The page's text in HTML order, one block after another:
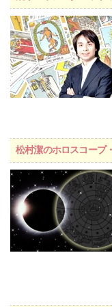
松村潔のホロスコープ